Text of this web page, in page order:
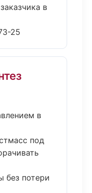
в
25
в
под
без потери